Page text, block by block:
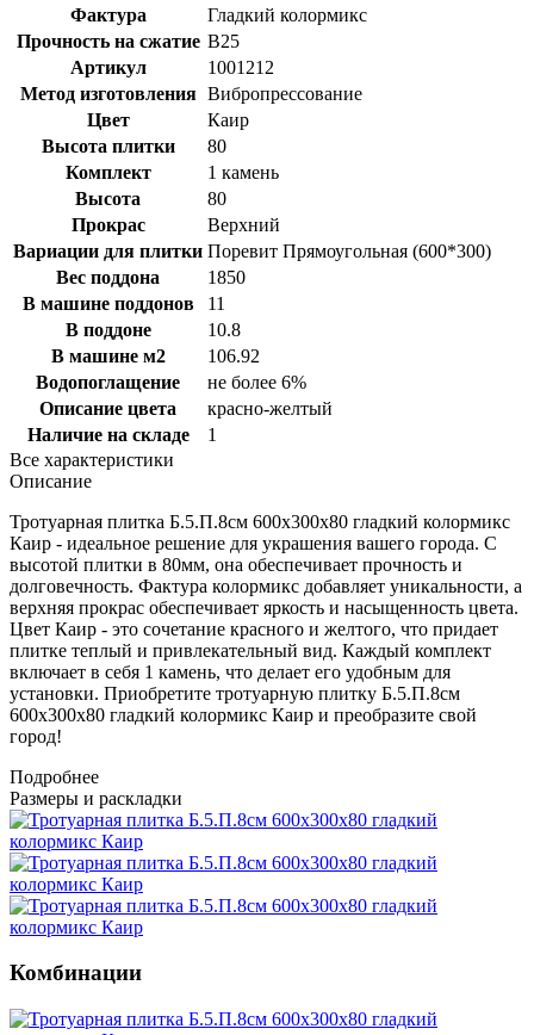
Фактура
Гладкий колормикс
Прочность на сжатие B25
Артикул
1001212
Метод изготовления Вибропрессование
Цвет
Каир
Высота плитки
80
Комплект
1 камень
Высота
80
Прокрас
Верхний
Вариации для плитки Поревит Прямоугольная (600*300)
Вес поддона
1850
В машине поддонов
11
В поддоне
10.8
В машине м2
106.92
Водопоглащение
не более 6%
Описание цвета
красно-желтый
Наличие на складе
1
Все характеристики
Описание
Тротуарная плитка Б.5.П.8см 600х300х80 гладкий колормикс
Каир - идеальное решение для украшения вашего города. С
высотой плитки в 80мм, она обеспечивает прочность и
долговечность. Фактура колормикс добавляет уникальности, а
верхняя прокрас обеспечивает яркость и насыщенность цвета.
Цвет Каир - это сочетание красного и желтого, что придает
плитке теплый и привлекательный вид. Каждый комплект
включает в себя 1 камень, что делает его удобным для
установки. Приобретите тротуарную плитку Б.5.П.8см
600х300х80 гладкий колормикс Каир и преобразите свой
город!
Подробнее
Размеры и раскладки
Комбинации